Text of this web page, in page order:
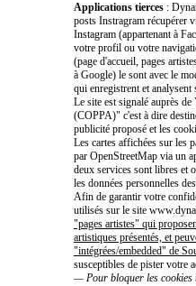
Applications tierces :
posts Instragram récupérer
Instagram (appartenant à
votre profil ou votre
(page d'accueil, pages
à Google) le sont avec le
qui enregistrent et
Le site est signalé auprès
(COPPA)" c'est à dire
publicité proposé et les
Les cartes affichées sur les
par OpenStreetMap via un
deux services sont libres et
les données personnelles
Afin de garantir votre
utilisés sur le site
"pages artistes" qui
artistiques présentés, et
"intégrées/embedded" de
susceptibles de pister votre
— Pour bloquer les cookies